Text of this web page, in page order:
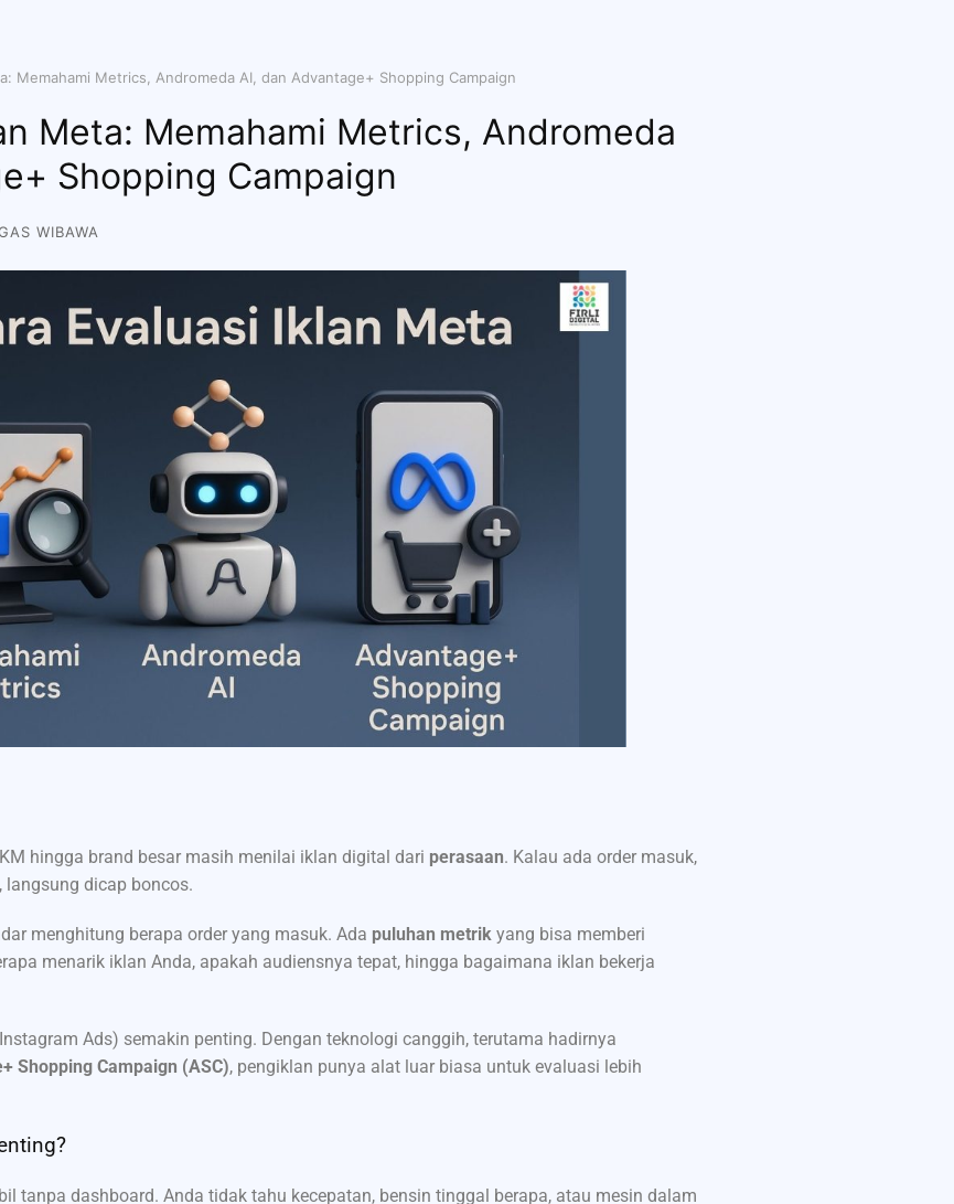
Memahami Metrics, Andromeda AI, dan Advantage+ Shopping Campaign
Meta: Memahami Metrics, Andromeda
Shopping Campaign
WIBAWA
hingga brand besar masih menilai iklan digital dari perasaan. Kalau ada order masuk,
dicap boncos.
menghitung berapa order yang masuk. Ada puluhan metrik yang bisa memberi
menarik iklan Anda, apakah audiensnya tepat, hingga bagaimana iklan bekerja
Ads) semakin penting. Dengan teknologi canggih, terutama hadirnya
Shopping Campaign (ASC), pengiklan punya alat luar biasa untuk evaluasi lebih
tanpa dashboard. Anda tidak tahu kecepatan, bensin tinggal berapa, atau mesin dalam